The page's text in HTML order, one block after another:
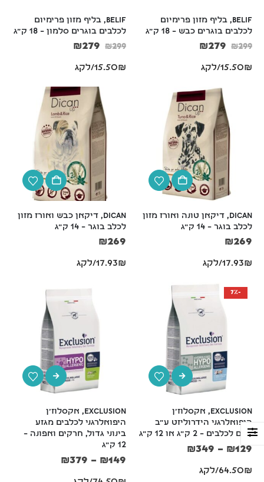
BELIF, בליף מזון פרימיום
לכלבים בוגרים כבש – 18 ק"ג
₪299
₪279
15.50₪/לקג
BELIF, בליף מזון פרימיום
לכלבים בוגרים סלמון – 18 ק"ג
₪299
₪279
15.50₪/לקג
Dican, דיקאן טונה ואורז מזון
לכלב בוגר – 14 ק"ג
₪269
17.93₪/לקג
Dican, דיקאן כבש ואורז מזון
לכלב בוגר – 14 ק"ג
₪269
17.93₪/לקג
-7%
Exclusion, אקסלוז'ן
היפואלרגני הידרוליזט ע"ב
דגים לכלבים – 2 ק"ג או 12 ק"ג
₪129
–
₪349
64.50₪/לקג
Exclusion, אקסלוז'ן
היפואלרגני לכלבים מגזע
בינוני גדול, חרקים ואפונה –
12 ק"ג
₪149
–
₪379